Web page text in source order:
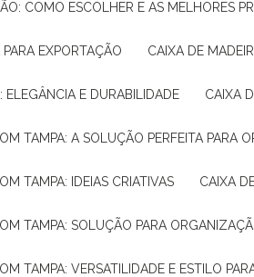
COMO ESCOLHER E AS MELHORES
EXPORTAÇÃO CAIXA DE
ELEGÂNCIA E DURABILIDADE CAIXA
TAMPA: A SOLUÇÃO PERFEITA PARA
TAMPA: IDEIAS CRIATIVAS CAIXA
TAMPA: SOLUÇÃO PARA
TAMPA: VERSATILIDADE E ESTILO